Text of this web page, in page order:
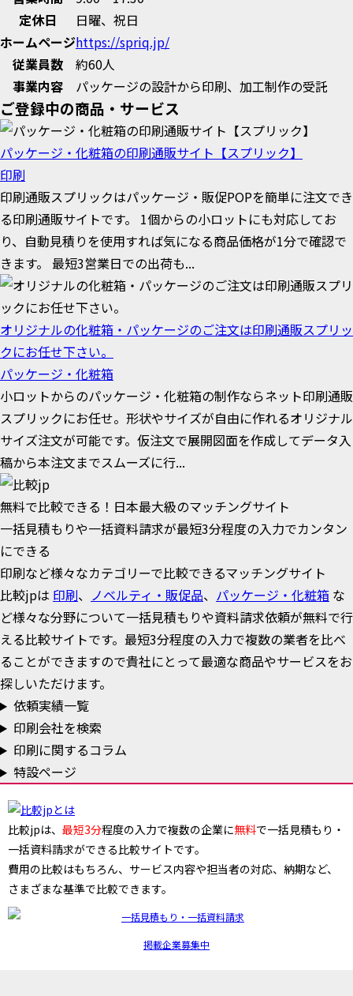
定休日
日曜、祝日
ホームページhttps://spriq.jp/
従業員数
約60人
事業内容
パッケージの設計から印刷、加工制作の受託
ご登録中の商品・サービス
パッケージ・化粧箱の印刷通販サイト【スプリック】
印刷
印刷通販スプリックはパッケージ・販促POPを簡単に注文でき
る印刷通販サイトです。 1個からの小ロットにも対応してお
り、自動見積りを使用すれば気になる商品価格が1分で確認で
きます。 最短3営業日での出荷も...
オリジナルの化粧箱・パッケージのご注文は印刷通販スプリッ
クにお任せ下さい。
パッケージ・化粧箱
小ロットからのパッケージ・化粧箱の制作ならネット印刷通販
スプリックにお任せ。形状やサイズが自由に作れるオリジナル
サイズ注文が可能です。仮注文で展開図面を作成してデータ入
稿から本注文までスムーズに行...
無料で比較できる！日本最大級のマッチングサイト
一括見積もりや一括資料請求が最短3分程度の入力でカンタン
にできる
印刷など様々なカテゴリーで比較できるマッチングサイト
比較jpは 印刷、 ノベルティ・販促品、 パッケージ・化粧箱 な
ど様々な分野について一括見積もりや資料請求依頼が無料で行
える比較サイトです。最短3分程度の入力で複数の業者を比べ
ることができますので貴社にとって最適な商品やサービスをお
探しいただけます。
依頼実績一覧
印刷会社を検索
印刷に関するコラム
特設ページ
比較jpは、 最短3分程度の入力で複数の企業に無料で一括見積もり・
一括資料請求ができる比較サイトです。
費用の比較はもちろん、サービス内容や担当者の対応、納期など、
さまざまな基準で比較できます。
掲載企業募集中